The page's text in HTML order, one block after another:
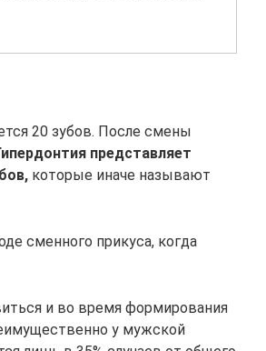
20 зубов. После смены
представляет
которые иначе называют
сменного прикуса, когда
и во время формирования
у мужской